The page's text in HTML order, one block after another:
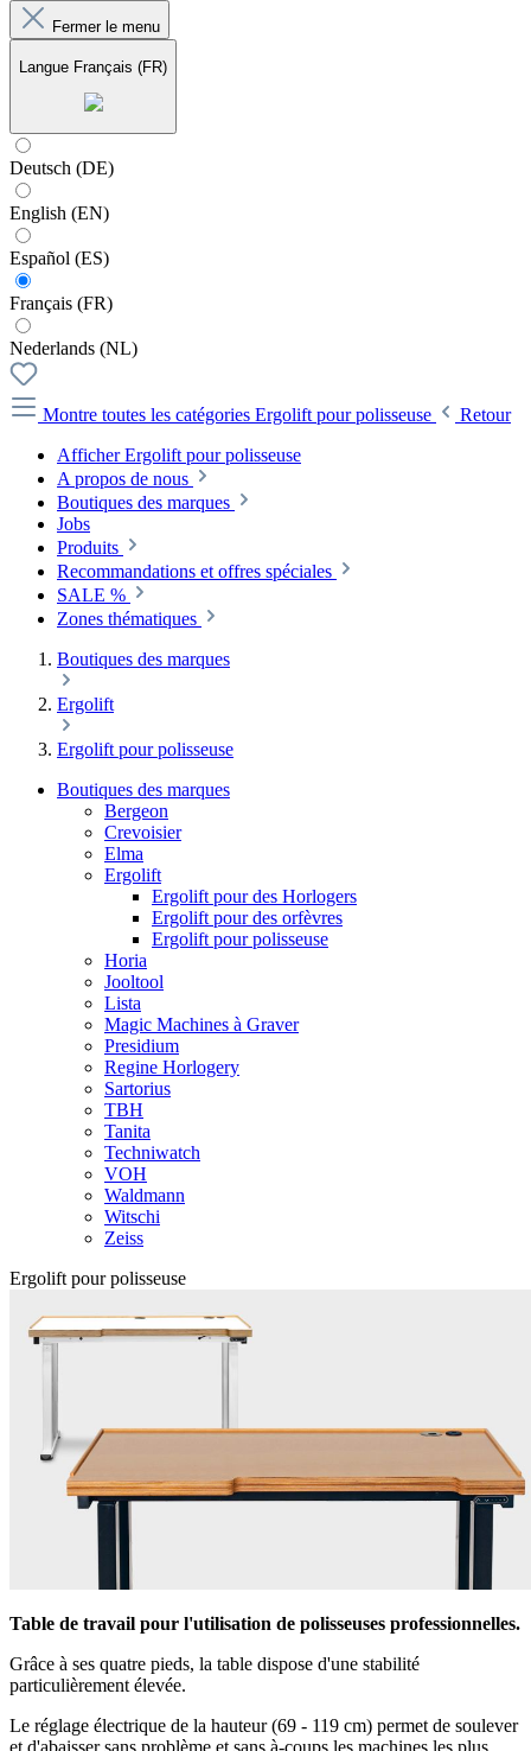
Fermer le menu
Langue Français (FR)
Deutsch (DE)
English (EN)
Español (ES)
Français (FR)
Nederlands (NL)
Montre toutes les catégories Ergolift pour polisseuse
Retour
Afficher Ergolift pour polisseuse
A propos de nous
Boutiques des marques
Jobs
Produits
Recommandations et offres spéciales
SALE %
Zones thématiques
Boutiques des marques
Ergolift
Ergolift pour polisseuse
Boutiques des marques
Bergeon
Crevoisier
Elma
Ergolift
Ergolift pour des Horlogers
Ergolift pour des orfèvres
Ergolift pour polisseuse
Horia
Jooltool
Lista
Magic Machines à Graver
Presidium
Regine Horlogery
Sartorius
TBH
Tanita
Techniwatch
VOH
Waldmann
Witschi
Zeiss
Ergolift pour polisseuse
Table de travail pour l'utilisation de polisseuses professionnelles.
Grâce à ses quatre pieds, la table dispose d'une stabilité
particulièrement élevée.
Le réglage électrique de la hauteur (69 - 119 cm) permet de soulever
et d'abaisser sans problème et sans à-coups les machines les plus